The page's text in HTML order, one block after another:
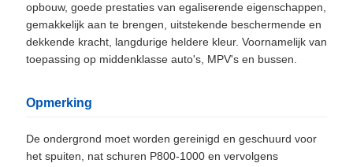
opbouw, goede prestaties van egaliserende eigenschappen,
gemakkelijk aan te brengen, uitstekende beschermende en
dekkende kracht, langdurige heldere kleur. Voornamelijk van
toepassing op middenklasse auto's, MPV's en bussen.
Opmerking
De ondergrond moet worden gereinigd en geschuurd voor
het spuiten, nat schuren P800-1000 en vervolgens